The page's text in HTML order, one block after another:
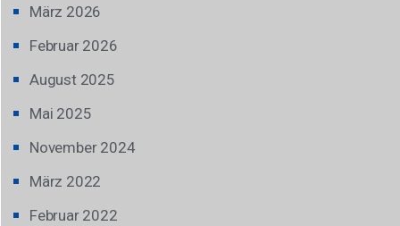
März 2026
Februar 2026
August 2025
Mai 2025
November 2024
März 2022
Februar 2022